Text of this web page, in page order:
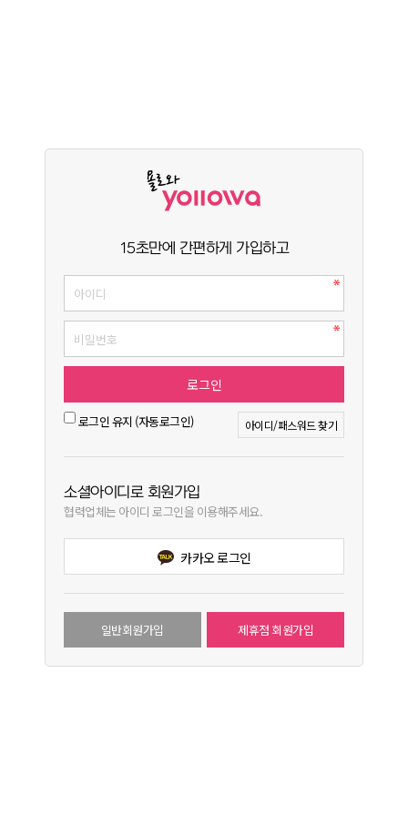
15초만에 간편하게 가입하고
로그인 유지 (자동로그인) 아이디/패스워드 찾기
소셜아이디로 회원가입
협력업체는 아이디 로그인을 이용해주세요.
카카오 로그인
일반회원가입 제휴점 회원가입